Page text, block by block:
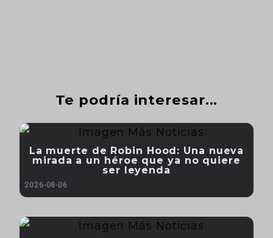
Te podría interesar...
La muerte de Robin Hood: Una nueva
mirada a un héroe que ya no quiere
ser leyenda
2026-08-06